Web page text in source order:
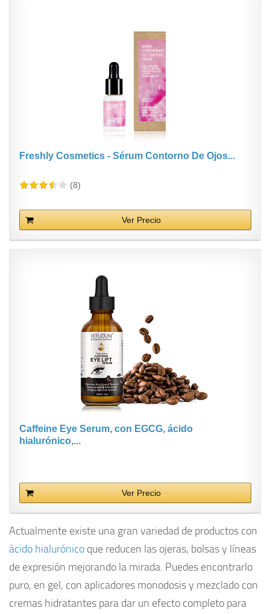
Freshly Cosmetics - Sérum Contorno De Ojos...
(8)
Ver Precio
Caffeine Eye Serum, con EGCG, ácido
hialurónico,...
Ver Precio
Actualmente existe una gran variedad de productos con
ácido hialurónico que reducen las ojeras, bolsas y líneas
de expresión mejorando la mirada. Puedes encontrarlo
puro, en gel, con aplicadores monodosis y mezclado con
cremas hidratantes para dar un efecto completo para